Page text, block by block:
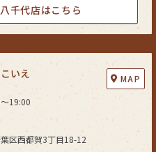
た場合
めに必要な場合であって、お客さま
成の推進のために特に必要がある
とが困難である場合
を実施する上で、協力する必要が
ることにより当該事務の遂行に支
る場合
千代店はこちら
いえ
区西都賀3丁目18-12
19:00
MAP